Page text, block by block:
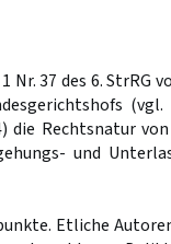
Nr. 37 des 6. StrRG
die Rechtsnatur
und
Etliche